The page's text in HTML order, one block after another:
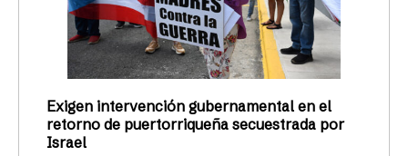
Exigen intervención gubernamental en el
retorno de puertorriqueña secuestrada por
Israel